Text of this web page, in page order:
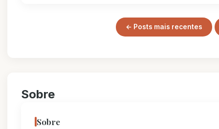
← Posts mais recentes
Sobre
Sobre